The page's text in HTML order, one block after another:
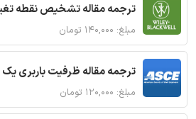
ترجمه مقاله تشخیص نقطه
مبلغ: ۱۴۰,۰۰۰ تومان
ترجمه مقاله ظرفیت باربری
مبلغ: ۱۲۰,۰۰۰ تومان